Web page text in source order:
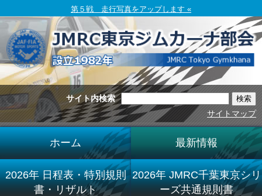
第５戦 走行写真をアップします «
サイト内検索
サイトマップ
ホーム 最新情報
2026年 日程表・特別規則
書・リザルト
2026年 JMRC千葉東京シリ
ーズ共通規則書